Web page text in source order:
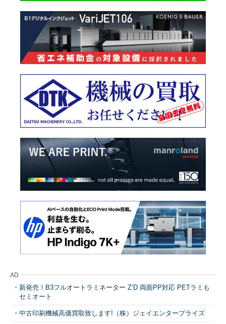
AD
新発売！B3フルオートラミネーター Z’D 両面PP対応 PETラミも
セミオート
中古印刷機械高価買取致します!（株）ジェイエンタープライズ